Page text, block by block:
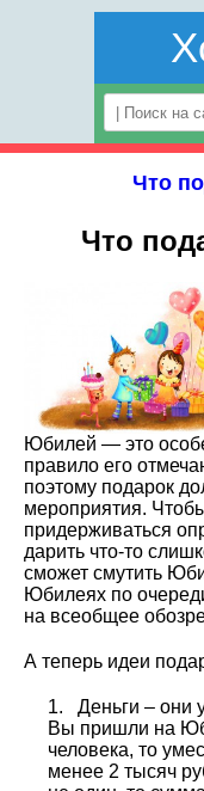
Что
Что
Юбилей — это
правило его
поэтому подарок
мероприятия.
придерживаться
дарить что-то
сможет смутить
Юбилеях по
на всеобщее
А теперь идеи
1. Деньги – они
Вы пришли на
человека, то
менее 2 тысяч